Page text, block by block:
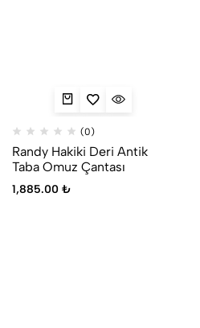
(0)
Randy Hakiki Deri Antik
Taba Omuz Çantası
1,885.00 ₺